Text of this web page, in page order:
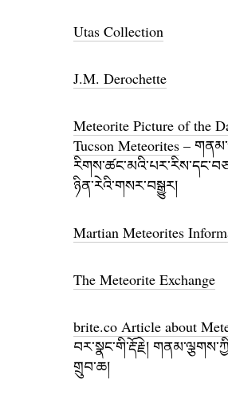
Utas Collection
J.M. Derochette
Meteorite Picture of the
Tucson Meteorites –
ཉིན་རེའི་གསར་བསྒྱུར།
Martian Meteorites
The Meteorite Exchange
brite.co Article about
བར་སྣང་གི་རྡོ་རྗེ།
གྲུབ་ཆ།